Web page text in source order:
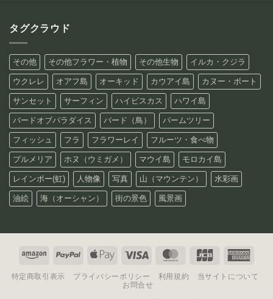
タグクラウド
その他 その他フラワー・植物 その他生物 イルカ・クジラ
ウクレレ オアフ島 オーキッド カウアイ島 カヌー・ボート
サンセット サーフィン ハイビスカス ハワイ島
バードオブパラダイス バード（鳥） パームツリー
フィッシュ フラ フラワーレイ フルーツ・食べ物
プルメリア ホヌ（ウミガメ） マウイ島 モロカイ島
レインボー(虹) 人物像 写真 山（マウンテン） 水彩画
油絵 海（オーシャン） 街の景色 風景画
Amazon PayPal
Apple
Visa MasterCardJCB
特定商取引表示 プライバシーポリシー 利用規約
当サイトについて
お問合せ